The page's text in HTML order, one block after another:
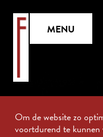
MENU
Om de website zo
voortdurend te kunnen